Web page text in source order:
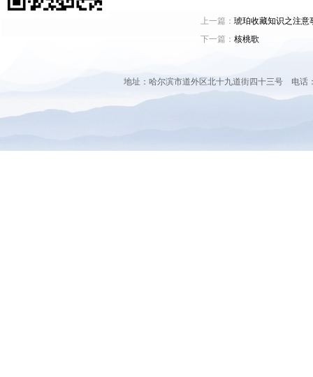
上一篇： 琥珀收藏知识之注意
下一篇： 核桃歌
地址：哈尔滨市道外区北十九道街四十三号 电话